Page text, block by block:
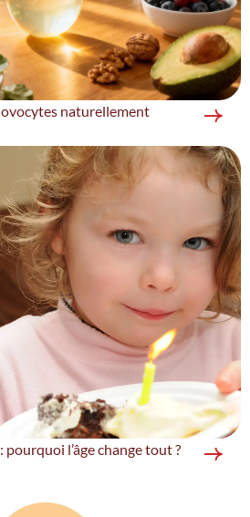
naturellement
l’âge change tout ?